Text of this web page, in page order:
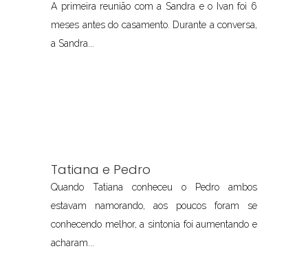
A primeira reunião com a Sandra e o Ivan foi 6
meses antes do casamento. Durante a conversa,
a Sandra...
Tatiana e Pedro
Quando Tatiana conheceu o Pedro ambos
estavam namorando, aos poucos foram se
conhecendo melhor, a sintonia foi aumentando e
acharam...